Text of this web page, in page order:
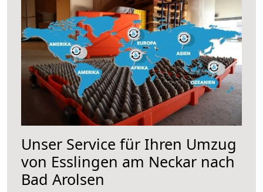
Unser Service für Ihren Umzug
von Esslingen am Neckar nach
Bad Arolsen